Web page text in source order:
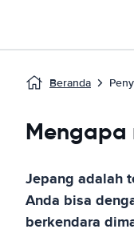
Beranda
Mengapa
Jepang adalah
Anda bisa
berkendara